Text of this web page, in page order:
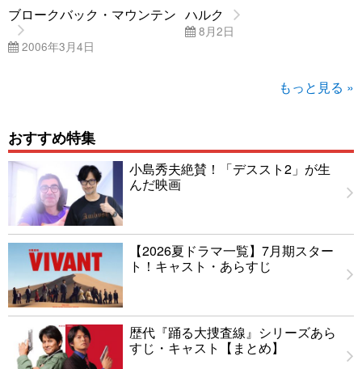
ブロークバック・マウンテン
2006年3月4日
ハルク
8月2日
もっと見る »
おすすめ特集
小島秀夫絶賛！「デススト2」が生
んだ映画
【2026夏ドラマ一覧】7月期スター
ト！キャスト・あらすじ
歴代『踊る大捜査線』シリーズあら
すじ・キャスト【まとめ】